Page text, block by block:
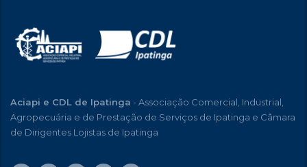
Aciapi e CDL de Ipatinga - Associação Comercial, Industrial,
Agropecuária e de Prestação de Serviços de Ipatinga e Câmara
de Dirigentes Lojistas de Ipatinga